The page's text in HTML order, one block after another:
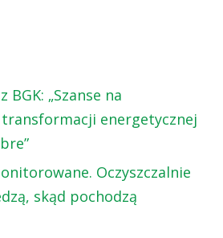
BGK: „Szanse na
energetycznej
Oczyszczalnie
skąd pochodzą